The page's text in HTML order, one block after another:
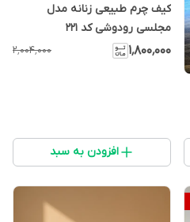
کیف چرم طبیعی زنانه مدل
مجلسی رودوشی کد ۲۲۱
۱٬۸۰۰٬۰۰۰ ۲٬۰۰۴٬۰۰۰
افزودن به سبد